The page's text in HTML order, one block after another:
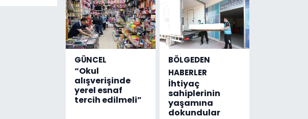
GÜNCEL
“Okul
alışverişinde
yerel esnaf
tercih edilmeli”
BÖLGEDEN
HABERLER
İhtiyaç
sahiplerinin
yaşamına
dokundular